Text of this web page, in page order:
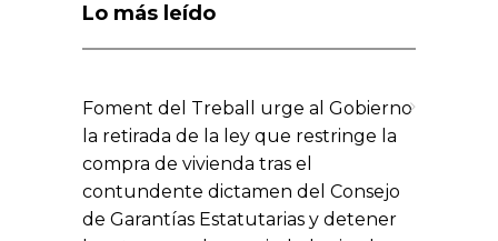
Lo más leído
Foment del Treball urge al Gobierno
la retirada de la ley que restringe la
compra de vivienda tras el
contundente dictamen del Consejo
de Garantías Estatutarias y detener